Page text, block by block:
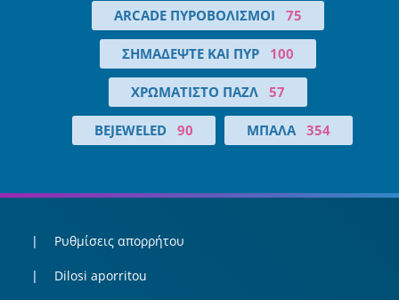
ARCADE ΠΥΡΟΒΟΛΙΣΜΟΊ 75
ΣΗΜΑΔΈΨΤΕ ΚΑΙ ΠΥΡ 100
ΧΡΩΜΑΤΙΣΤΌ ΠΑΖΛ 57
BEJEWELED 90 ΜΠΆΛΑ 354
Ρυθμίσεις απορρήτου
Dilosi aporritou